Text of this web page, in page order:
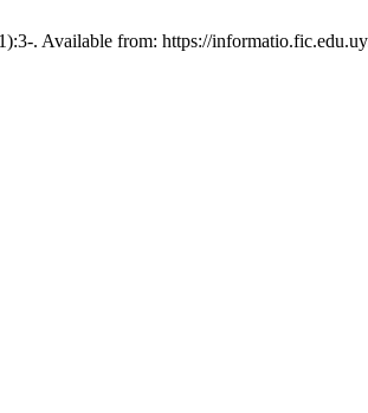
. Available from: https://